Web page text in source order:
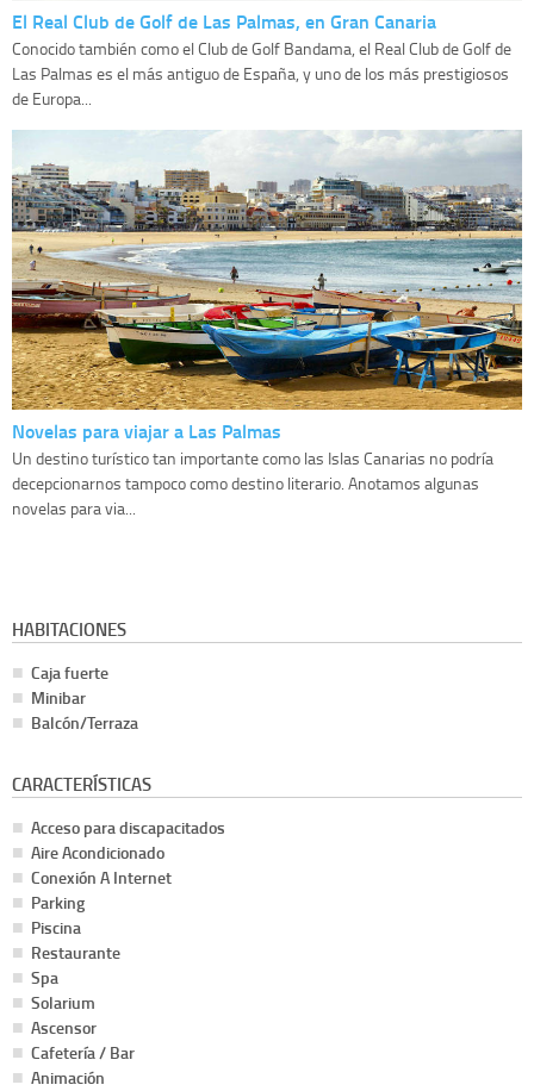
El Real Club de Golf de Las Palmas, en Gran Canaria
Conocido también como el Club de Golf Bandama, el Real Club de Golf de
Las Palmas es el más antiguo de España, y uno de los más prestigiosos
de Europa...
Novelas para viajar a Las Palmas
Un destino turístico tan importante como las Islas Canarias no podría
decepcionarnos tampoco como destino literario. Anotamos algunas
novelas para via...
HABITACIONES
Caja fuerte
Minibar
Balcón/Terraza
CARACTERÍSTICAS
Acceso para discapacitados
Aire Acondicionado
Conexión A Internet
Parking
Piscina
Restaurante
Spa
Solarium
Ascensor
Cafetería / Bar
Animación